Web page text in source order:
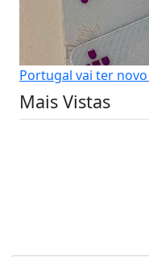
Portugal vai ter
Mais Vistas